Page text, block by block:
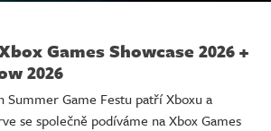
Games Showcase 2026 +
2026
Summer Game Festu patří Xboxu a
se společně podíváme na Xbox Games